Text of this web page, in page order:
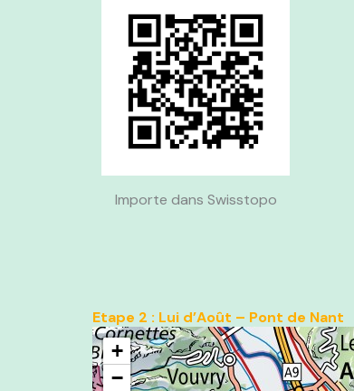
Importe dans Swisstopo
Etape 2 : Lui d’Août – Pont de Nant
+
−